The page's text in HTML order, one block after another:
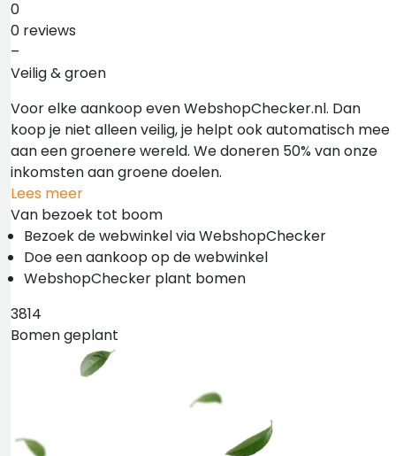
0
0 reviews
–
Veilig & groen
Voor elke aankoop even WebshopChecker.nl. Dan
koop je niet alleen veilig, je helpt ook automatisch mee
aan een groenere wereld. We doneren 50% van onze
inkomsten aan groene doelen.
Lees meer
Van bezoek tot boom
Bezoek de webwinkel via WebshopChecker
Doe een aankoop op de webwinkel
WebshopChecker plant bomen
3814
Bomen geplant